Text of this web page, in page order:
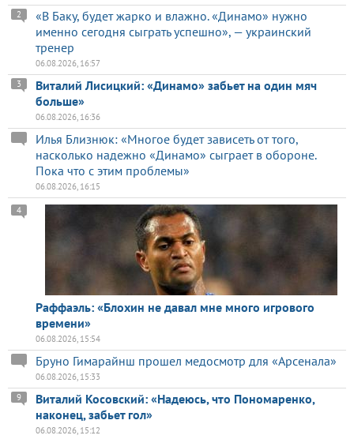
«В Баку, будет жарко и влажно. «Динамо» нужно
именно сегодня сыграть успешно», — украинский
тренер
2
06.08.2026, 16:57
Виталий Лисицкий: «Динамо» забьет на один мяч
больше»
3
06.08.2026, 16:36
Илья Близнюк: «Многое будет зависеть от того,
насколько надежно «Динамо» сыграет в обороне.
Пока что с этим проблемы»
06.08.2026, 16:15
Раффаэль: «Блохин не давал мне много игрового
времени»
4
06.08.2026, 15:54
Бруно Гимарайнш прошел медосмотр для «Арсенала»
06.08.2026, 15:33
Виталий Косовский: «Надеюсь, что Пономаренко,
наконец, забьет гол»
9
06.08.2026, 15:12